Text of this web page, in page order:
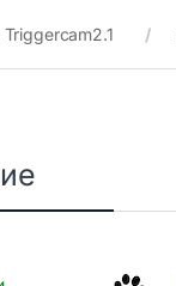
Triggercam2.1